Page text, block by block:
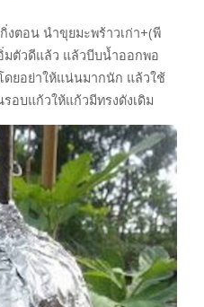
งตอน นำขุยมะพร้าวเก่า+(พี
ตัวดีแล้ว แล้วบีบน้ำออกพอ
ดยอย่าให้แน่นมากนัก แล้วใช้
อบแก้วให้แก้วมีทรงดังเดิม